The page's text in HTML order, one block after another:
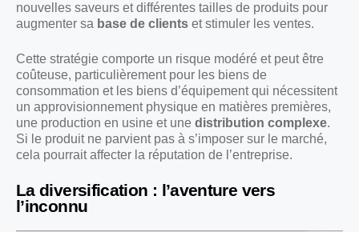
nouvelles saveurs et différentes tailles de produits pour
augmenter sa base de clients et stimuler les ventes.
Cette stratégie comporte un risque modéré et peut être
coûteuse, particulièrement pour les biens de
consommation et les biens d’équipement qui nécessitent
un approvisionnement physique en matières premières,
une production en usine et une distribution complexe.
Si le produit ne parvient pas à s’imposer sur le marché,
cela pourrait affecter la réputation de l’entreprise.
La diversification : l’aventure vers
l’inconnu